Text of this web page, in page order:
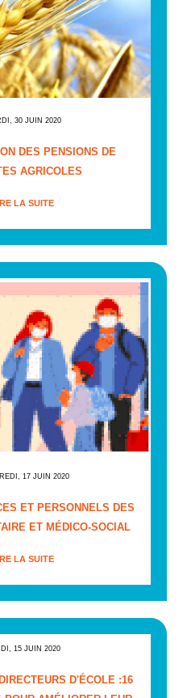
30 JUIN 2020
DES PENSIONS DE
AGRICOLES
LA SUITE
17 JUIN 2020
ET PERSONNELS DES
ET MÉDICO-SOCIAL
LA SUITE
15 JUIN 2020
D'ÉCOLE :16